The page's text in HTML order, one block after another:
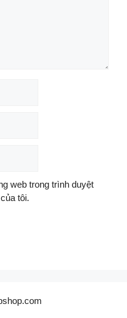
web trong trình duyệt
tôi.